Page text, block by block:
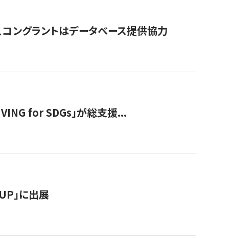
ングラントはデータベース提供協力
for SDGs」が総支援...
」に出展